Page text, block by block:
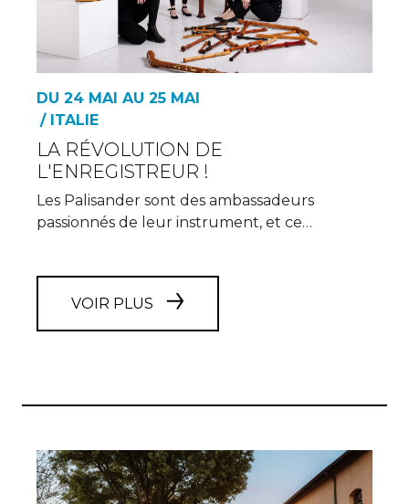
DU 24 MAI AU 25 MAI
/ ITALIE
LA RÉVOLUTION DE
L'ENREGISTREUR !
Les Palisander sont des ambassadeurs
passionnés de leur instrument, et ce…
VOIR PLUS